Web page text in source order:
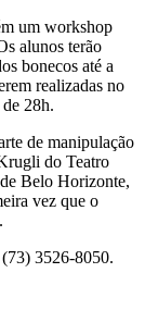
um workshop
alunos terão
bonecos até a
realizadas no
28h.
de manipulação
do Teatro
Belo Horizonte,
vez que o
3526-8050.